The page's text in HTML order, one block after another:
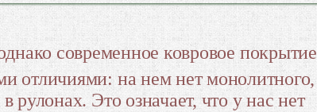
современное ковровое покрытие
отличиями: на нем нет монолитного,
рулонах. Это означает, что у нас нет